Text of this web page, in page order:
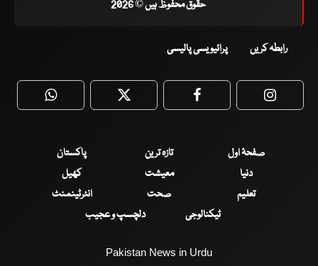
حقوق محفوظ ہیں © 2026
رابطہ کریں پرائیویسی پالیسی
WhatsApp Twitter Facebook
صفحۂ اول تازہ ترین
پاکستان
دنیا
معیشت
کھیل
تعلیم
صحت
انٹرٹینمنٹ
ٹیکنالوجی
دلچسپ و عجیب
Pakistan News in Urdu